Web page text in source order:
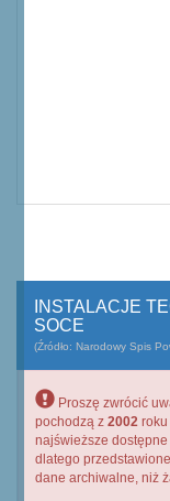
INSTALACJE
SOCE
(Źródło: Narodowy Spis
Proszę zwrócić
pochodzą z 2002
najświeższe
dlatego
dane archiwalne, niż